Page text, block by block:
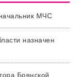
МЧС
назначен
Брянской